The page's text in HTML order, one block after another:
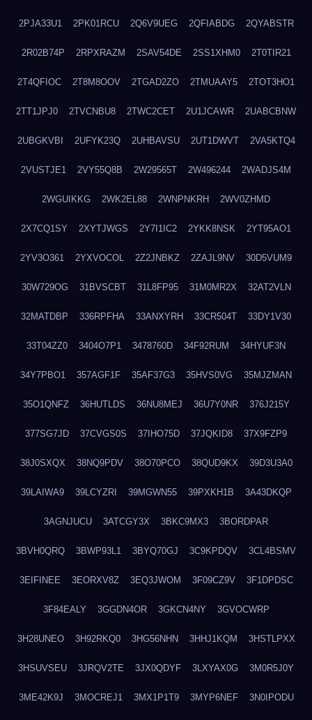
2PJA33U1 2PK01RCU 2Q6V9UEG 2QFIABDG 2QYABSTR
2R02B74P 2RPXRAZM 2SAV54DE 2SS1XHM0 2T0TIR21
2T4QFIOC 2T8M8OOV 2TGAD2ZO 2TMUAAY5 2TOT3HO1
2TT1JPJ0 2TVCNBU8 2TWC2CET 2U1JCAWR 2UABCBNW
2UBGKVBI 2UFYK23Q 2UHBAVSU 2UT1DWVT 2VA5KTQ4
2VUSTJE1 2VY55Q8B 2W29565T 2W496244 2WADJS4M
2WGUIKKG 2WK2EL88 2WNPNKRH 2WV0ZHMD
2X7CQ1SY 2XYTJWGS 2Y7I1IC2 2YKK8NSK 2YT95AO1
2YV3O361 2YXVOCOL 2Z2JNBKZ 2ZAJL9NV 30D5VUM9
30W729OG 31BVSCBT 31L8FP95 31M0MR2X 32AT2VLN
32MATDBP 336RPFHA 33ANXYRH 33CR504T 33DY1V30
33T04ZZ0 3404O7P1 3478760D 34F92RUM 34HYUF3N
34Y7PBO1 357AGF1F 35AF37G3 35HVS0VG 35MJZMAN
35O1QNFZ 36HUTLDS 36NU8MEJ 36U7Y0NR 376J215Y
377SG7JD 37CVGS0S 37IHO75D 37JQKID8 37X9FZP9
38J0SXQX 38NQ9PDV 38O70PCO 38QUD9KX 39D3U3A0
39LAIWA9 39LCYZRI 39MGWN55 39PXKH1B 3A43DKQP
3AGNJUCU 3ATCGY3X 3BKC9MX3 3BORDPAR
3BVH0QRQ 3BWP93L1 3BYQ70GJ 3C9KPDQV 3CL4BSMV
3EIFINEE 3EORXV8Z 3EQ3JWOM 3F09CZ9V 3F1DPDSC
3F84EALY 3GGDN4OR 3GKCN4NY 3GVOCWRP
3H28UNEO 3H92RKQ0 3HG56NHN 3HHJ1KQM 3HSTLPXX
3HSUVSEU 3JRQV2TE 3JX0QDYF 3LXYAX0G 3M0R5J0Y
3ME42K9J 3MOCREJ1 3MX1P1T9 3MYP6NEF 3N0IPODU